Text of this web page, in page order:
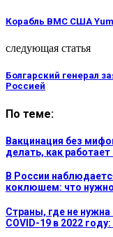
Корабль ВМС США
следующая статья
Болгарский генерал
Россией
По теме:
Вакцинация без
делать, как
В России
коклюшем: что
Страны, где не нужна
COVID-19 в 2022